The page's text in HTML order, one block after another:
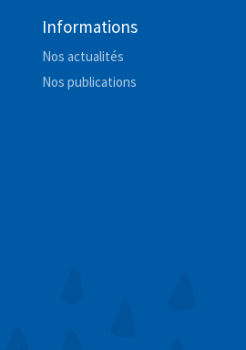
Informations
Nos actualités
Nos publications